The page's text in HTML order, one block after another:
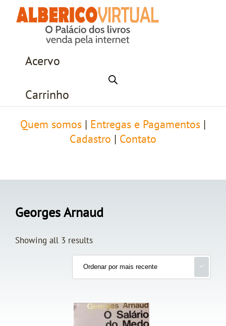
Acervo
Carrinho
Quem somos Entregas e Pagamentos
Cadastro
Contato
Georges Arnaud
Showing all 3 results